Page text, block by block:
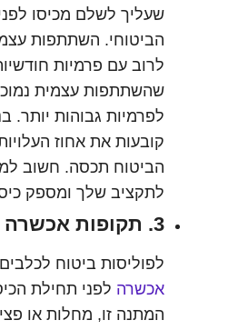
שעליך לשלם מכיסו לפני כניסת
הביטוחי. השתתפות עצמית
לרוב עם פרמיות חודשיות
שהשתתפות עצמית נמוכה יותר
לפרמיות גבוהות יותר. בנוסף,
קובעות את אחוז העלויות
הביטוח תכסה. חשוב למצוא
לתקציב שלך ומספק כיסוי
לפוליסות ביטוח לכלבים רבות
לפני תחילת הכיסוי.
המתנה זו, מחלות או פציעות